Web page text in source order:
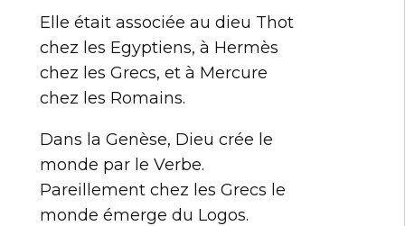
Elle était associée au dieu Thot
chez les Egyptiens, à Hermès
chez les Grecs, et à Mercure
chez les Romains.
Dans la Genèse, Dieu crée le
monde par le Verbe.
Pareillement chez les Grecs le
monde émerge du Logos.